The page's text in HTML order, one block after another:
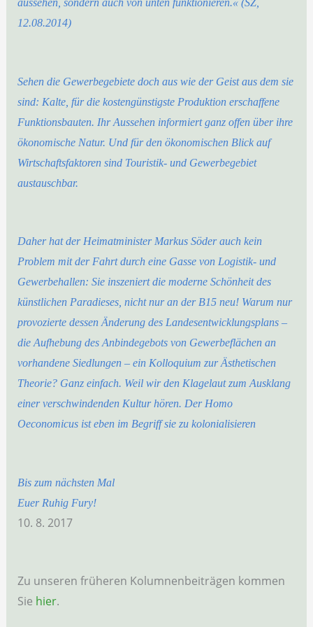
aussehen, sondern auch von unten funktionieren.« (SZ,
12.08.2014)
Sehen die Gewerbegebiete doch aus wie der Geist aus dem sie
sind: Kalte, für die kostengünstigste Produktion erschaffene
Funktionsbauten. Ihr Aussehen informiert ganz offen über ihre
ökonomische Natur. Und für den ökonomischen Blick auf
Wirtschaftsfaktoren sind Touristik- und Gewerbegebiet
austauschbar.
Daher hat der Heimatminister Markus Söder auch kein
Problem mit der Fahrt durch eine Gasse von Logistik- und
Gewerbehallen: Sie inszeniert die moderne Schönheit des
künstlichen Paradieses, nicht nur an der B15 neu! Warum nur
provozierte dessen Änderung des Landesentwicklungsplans –
die Aufhebung des Anbindegebots von Gewerbeflächen an
vorhandene Siedlungen – ein Kolloquium zur Ästhetischen
Theorie? Ganz einfach. Weil wir den Klagelaut zum Ausklang
einer verschwindenden Kultur hören. Der Homo
Oeconomicus ist eben im Begriff sie zu kolonialisieren
Bis zum nächsten Mal
Euer Ruhig Fury!
10. 8. 2017
Zu unseren früheren Kolumnenbeiträgen kommen
Sie hier.